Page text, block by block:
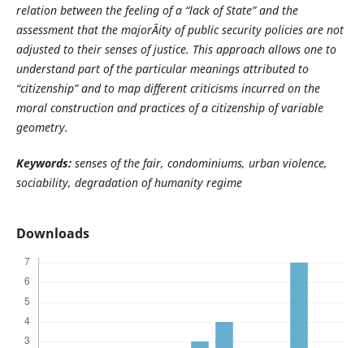
relation between the feeling of a “lack of State” and the
assessment that the majorÂ­ity of public security policies are not
adjusted to their senses of justice. This approach allows one to
understand part of the particular meanings attributed to
“citizenship” and to map different criticisms incurred on the
moral construction and practices of a citizenship of variable
geometry.
Keywords: senses of the fair, condominiums, urban violence,
sociability, degradation of humanity regime
Downloads